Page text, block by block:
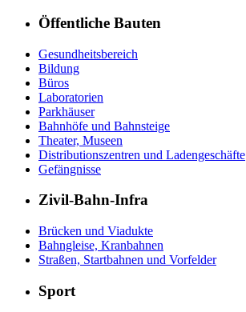
Öffentliche Bauten
Gesundheitsbereich
Bildung
Büros
Laboratorien
Parkhäuser
Bahnhöfe und Bahnsteige
Theater, Museen
Distributionszentren und Ladengeschäfte
Gefängnisse
Zivil-Bahn-Infra
Brücken und Viadukte
Bahngleise, Kranbahnen
Straßen, Startbahnen und Vorfelder
Sport